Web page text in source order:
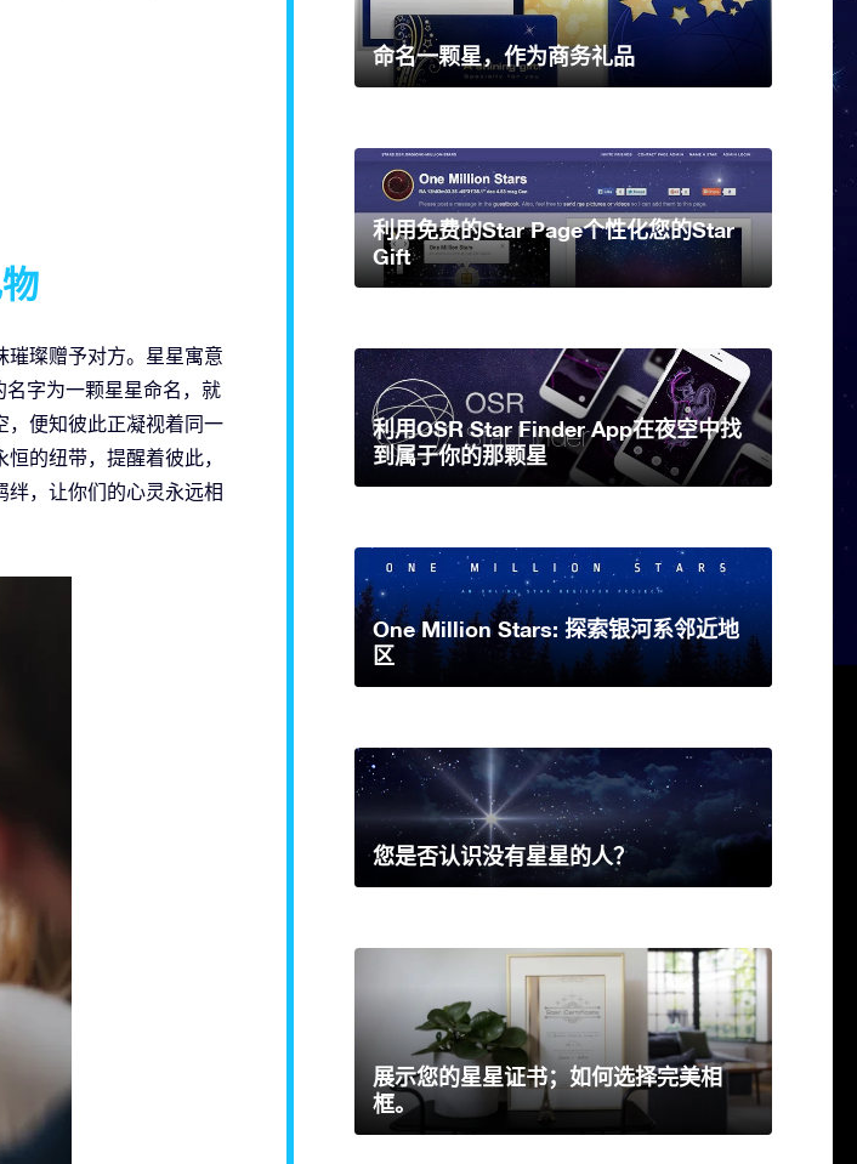
璀璨赠予对方。星星寓意
字为一颗星星命名，就
，便知彼此正凝视着同一
的纽带，提醒着彼此，
，让你们的心灵永远相
命名一颗星，作为商务礼品
利用免费的Star Page个性化您的Star
Gift
利用OSR Star Finder App在夜空中找
到属于你的那颗星
One Million Stars: 探索银河系邻近地
区
您是否认识没有星星的人？
展示您的星星证书；如何选择完美相
框。